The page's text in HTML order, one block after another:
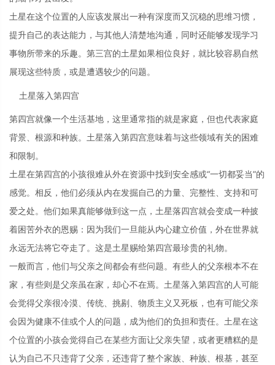
土星在这个位置的人应该发展出一种有深度而又沉稳的思维习惯，
提升自己的表达能力，与其他人清楚地沟通，同时还能够发现学习
事物所带来的乐趣。第三宫的土星如果相位良好，就比较容易自然
展现这些特质，或是遭遇较少的问题。
土星落入第四宫
第四宫就像一个生活基地，这里通常指的就是家庭，但也代表家庭
背景、根源和种族。土星落入第四宫意味着与这些领域有关的困难
和限制。
土星在第四宫的小孩很难从外在资源中找到安全感或“一切都妥当”的
感觉。相反，他们必须从内在发掘自己的力量、完整性、支持和可
爱之处。他们如果真能够做到这一点，土星落四宫就会变成一种披
着困苦外衣的恩赐：因为我们一旦能从内心建立价值，外在世界就
永远无法将它夺走了。这是土星赐给第四宫最珍贵的礼物。
一般而言，他们与父亲之间都会有些问题。有些人的父亲根本不在
家，有些则是父亲虽在家，却心不在焉。土星落入第四宫的人可能
会觉得父亲很冷漠、传统、挑剔、物质主义又死板，也有可能父亲
会因为健康不佳或个人的问题，成为他们的负担和责任。土星在这
个位置的小孩会觉得自己在某些方面让父亲失望，或者更糟糕的是
认为自己不只违背了父亲，还违背了整个家族、种族、根基，甚至